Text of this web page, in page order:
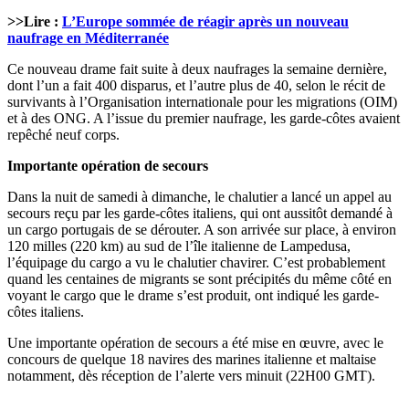
>>Lire : L’Europe sommée de réagir après un nouveau
naufrage en Méditerranée
Ce nouveau drame fait suite à deux naufrages la semaine dernière,
dont l’un a fait 400 disparus, et l’autre plus de 40, selon le récit de
survivants à l’Organisation internationale pour les migrations (OIM)
et à des ONG. A l’issue du premier naufrage, les garde-côtes avaient
repêché neuf corps.
Importante opération de secours
Dans la nuit de samedi à dimanche, le chalutier a lancé un appel au
secours reçu par les garde-côtes italiens, qui ont aussitôt demandé à
un cargo portugais de se dérouter. A son arrivée sur place, à environ
120 milles (220 km) au sud de l’île italienne de Lampedusa,
l’équipage du cargo a vu le chalutier chavirer. C’est probablement
quand les centaines de migrants se sont précipités du même côté en
voyant le cargo que le drame s’est produit, ont indiqué les garde-
côtes italiens.
Une importante opération de secours a été mise en œuvre, avec le
concours de quelque 18 navires des marines italienne et maltaise
notamment, dès réception de l’alerte vers minuit (22H00 GMT).